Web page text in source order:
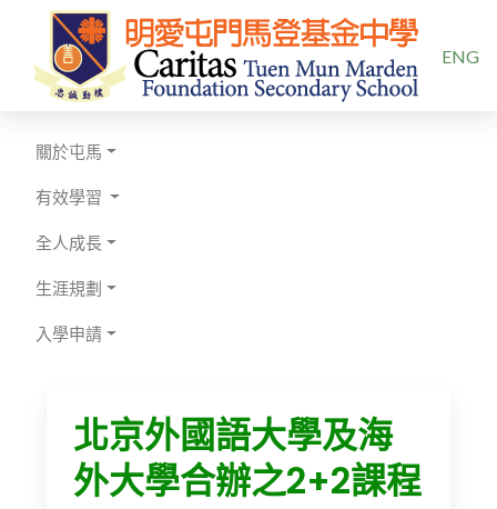
ENG
關於屯馬
有效學習
全人成長
生涯規劃
入學申請
北京外國語大學及海
外大學合辦之2+2課程